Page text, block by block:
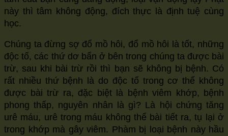
này thì tâm không động, đích thực là định tuệ cùng
học.
Chúng ta đừng sợ đổ mồ hôi, đổ mồ hôi là tốt, những
độc tố, các thứ dơ bẩn ở bên trong chúng ta được bài
trừ, sau khi bài trừ rồi thì bạn sẽ không bị bệnh. Có
rất nhiều thứ bệnh là do độc tố trong cơ thể không
được bài trừ ra, đặc biệt là bệnh viêm khớp, bệnh
phong thấp, nguyên nhân là gì? Là hội chứng tăng
urê máu, urê trong máu không thể bài tiết ra, tụ lại ở
trong khớp mà gây viêm. Phàm bị loại bệnh này hầu